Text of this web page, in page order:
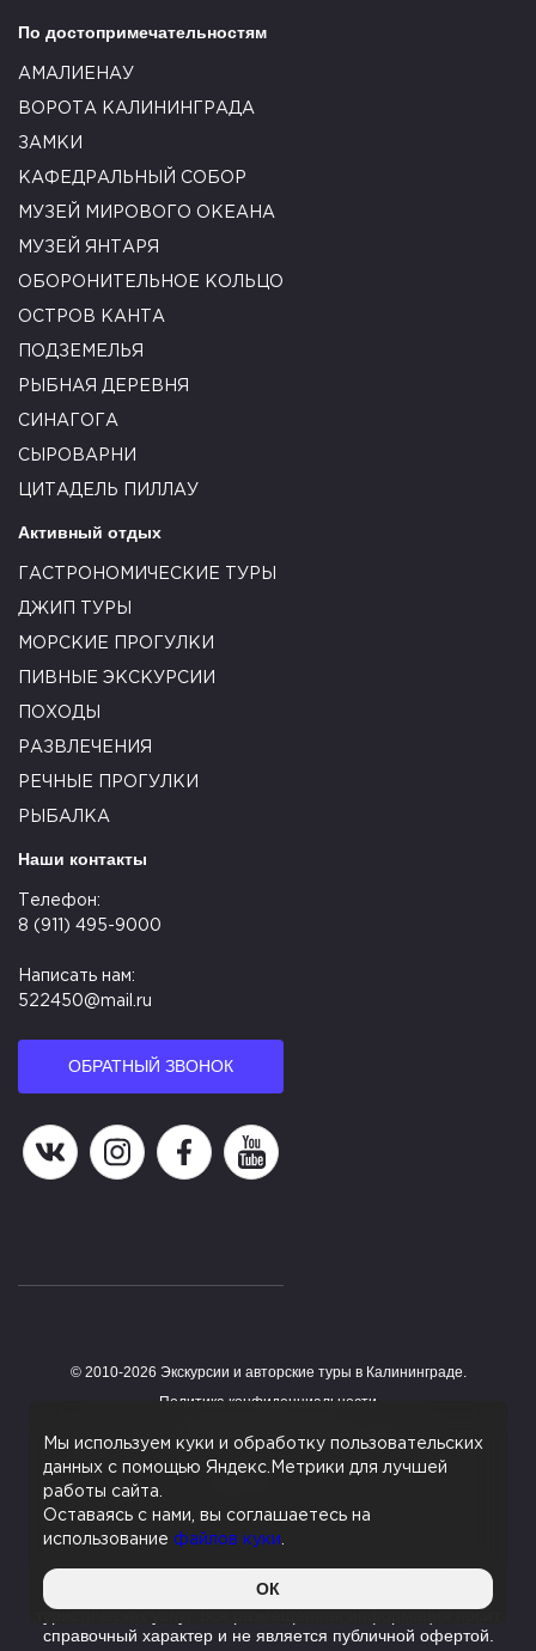
По достопримечательностям
АМАЛИЕНАУ
ВОРОТА КАЛИНИНГРАДА
ЗАМКИ
КАФЕДРАЛЬНЫЙ СОБОР
МУЗЕЙ МИРОВОГО ОКЕАНА
МУЗЕЙ ЯНТАРЯ
ОБОРОНИТЕЛЬНОЕ КОЛЬЦО
ОСТРОВ КАНТА
ПОДЗЕМЕЛЬЯ
РЫБНАЯ ДЕРЕВНЯ
СИНАГОГА
СЫРОВАРНИ
ЦИТАДЕЛЬ ПИЛЛАУ
Активный отдых
ГАСТРОНОМИЧЕСКИЕ ТУРЫ
ДЖИП ТУРЫ
МОРСКИЕ ПРОГУЛКИ
ПИВНЫЕ ЭКСКУРСИИ
ПОХОДЫ
РАЗВЛЕЧЕНИЯ
РЕЧНЫЕ ПРОГУЛКИ
РЫБАЛКА
Наши контакты
Телефон:
8 (911) 495-9000
Написать нам:
522450@mail.ru
ОБРАТНЫЙ ЗВОНОК
Наша группа в ВК
Наша страница в Instagram
Наша группа в Facebook
Наш канал на YouTube
© 2010-2026 Экскурсии и авторские туры в Калининграде.
Политика конфиденциальности
Согласие на обработку персональных данных
Работает на HostCMS
Данный сайт является информационным сервисом,
помогающим с поиском экскурсий и туров и не оказывает
туристических услуг. Вся размещенная информация носит
справочный характер и не является публичной офертой.
Мы используем куки и обработку пользовательских
данных с помощью Яндекс.Метрики для лучшей
работы сайта.
Оставаясь с нами, вы соглашаетесь на
использование файлов куки
ОК